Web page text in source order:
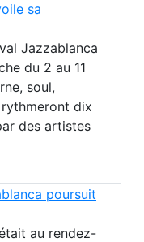
sa
Jazzablanca
du 2 au 11
soul,
dix
des artistes
poursuit
au rendez-